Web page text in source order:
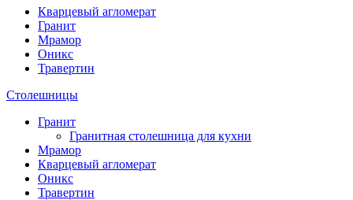
Кварцевый агломерат
Гранит
Мрамор
Оникс
Травертин
Столешницы
Гранит
Гранитная столешница для кухни
Мрамор
Кварцевый агломерат
Оникс
Травертин